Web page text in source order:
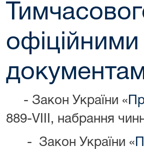
- Закон України «
889-VIII, набрання
-
Закон України «